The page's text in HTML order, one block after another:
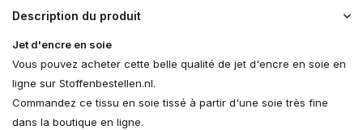
Description du produit
Jet d'encre en soie
Vous pouvez acheter cette belle qualité de jet d'encre en soie en
ligne sur Stoffenbestellen.nl.
Commandez ce tissu en soie tissé à partir d'une soie très fine
dans la boutique en ligne.